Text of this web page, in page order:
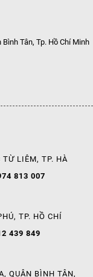
Tân, Tp. Hồ Chí Minh
TỪ LIÊM, TP. HÀ
813 007
TP. HỒ CHÍ
439 849
QUẬN BÌNH TÂN,